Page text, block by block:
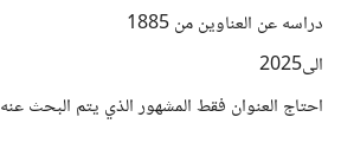
دراسه عن العناوين من 1885
الى2025
احتاج العنوان فقط المشهور الذي يتم البحث عنه